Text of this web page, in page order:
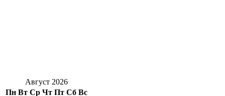
Август 2026
Пн Вт Ср Чт Пт Сб Вс